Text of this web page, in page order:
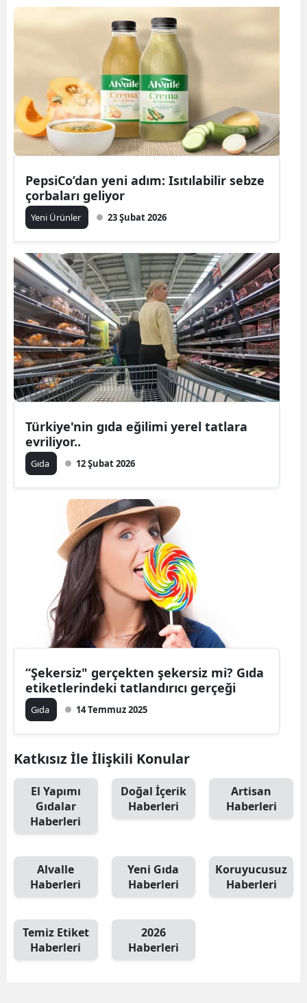
PepsiCo’dan yeni adım: Isıtılabilir sebze
çorbaları geliyor
Yeni Ürünler 23 Şubat 2026
Türkiye'nin gıda eğilimi yerel tatlara
evriliyor..
Gıda 12 Şubat 2026
“Şekersiz" gerçekten şekersiz mi? Gıda
etiketlerindeki tatlandırıcı gerçeği
Gıda 14 Temmuz 2025
Katkısız İle İlişkili Konular
El Yapımı
Gıdalar
Haberleri
Doğal İçerik
Haberleri
Artisan
Haberleri
Alvalle
Haberleri
Yeni Gıda
Haberleri
Koruyucusuz
Haberleri
Temiz Etiket
Haberleri
2026
Haberleri